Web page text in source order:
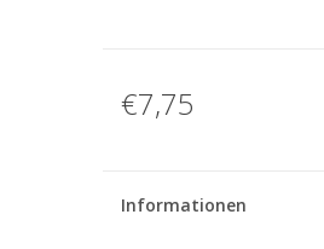
€7,75
Informationen